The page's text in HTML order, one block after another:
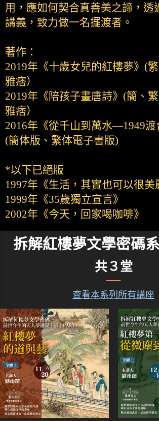
用，應如何契合真善美之諦，透
講義，致力做一名擺渡者。
著作：
2019年《十歲女兒的紅樓夢》(
雅痞）
2019年《陪孩子畫唐詩》(簡、
雅痞）
2016年《從千山到萬水—1949渡
(簡体版、繁体電子書版)
*以下已絕版
1997年《生活，其實也可以很美
1999年《35歲獨立宣言》
2002年《今天，回家喝咖啡》
拆解紅樓夢文學密碼系
共３堂
查看本系列所有講座